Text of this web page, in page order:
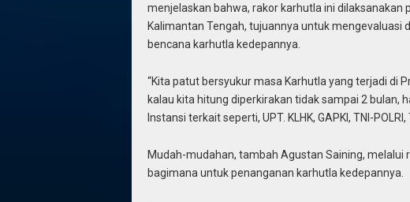
menjelaskan bahwa, rakor karhutla ini dilaksanakan
Kalimantan Tengah, tujuannya untuk mengevaluasi
bencana karhutla kedepannya.
“Kita patut bersyukur masa Karhutla yang terjadi di
kalau kita hitung diperkirakan tidak sampai 2 bulan,
Instansi terkait seperti, UPT. KLHK, GAPKI, TNI-
Mudah-mudahan, tambah Agustan Saining,
bagimana untuk penanganan karhutla kedepannya.